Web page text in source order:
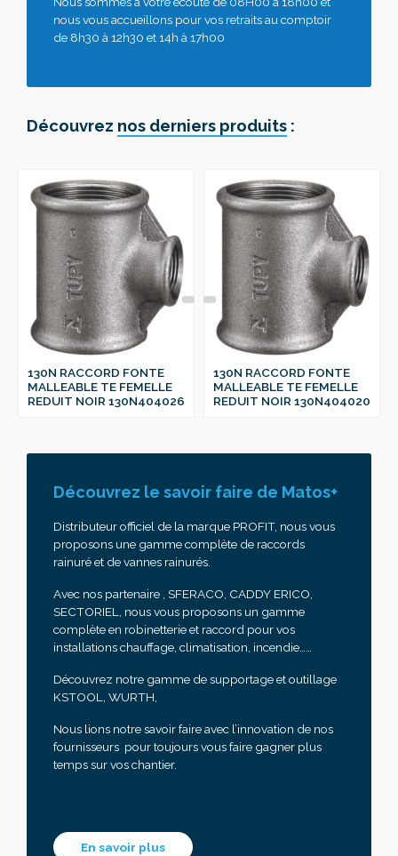
nous vous accueillons pour vos retraits au comptoir
de 8h30 à 12h30 et 14h à 17h00
Découvrez nos derniers produits :
130N RACCORD FONTE
MALLEABLE TE FEMELLE
REDUIT NOIR 130N404026
130N RACCORD FONTE
MALLEABLE TE FEMELLE
REDUIT NOIR 130N404020
Découvrez le savoir faire de Matos+
Distributeur officiel de la marque PROFIT, nous vous
proposons une gamme complète de raccords
rainuré et de vannes rainurés.
Avec nos partenaire , SFERACO, CADDY ERICO,
SECTORIEL, nous vous proposons un gamme
complète en robinetterie et raccord pour vos
installations chauffage, climatisation, incendie……
Découvrez notre gamme de supportage et outillage
KSTOOL, WURTH,
Nous lions notre savoir faire avec l’innovation de nos
fournisseurs pour toujours vous faire gagner plus
temps sur vos chantier.
En savoir plus